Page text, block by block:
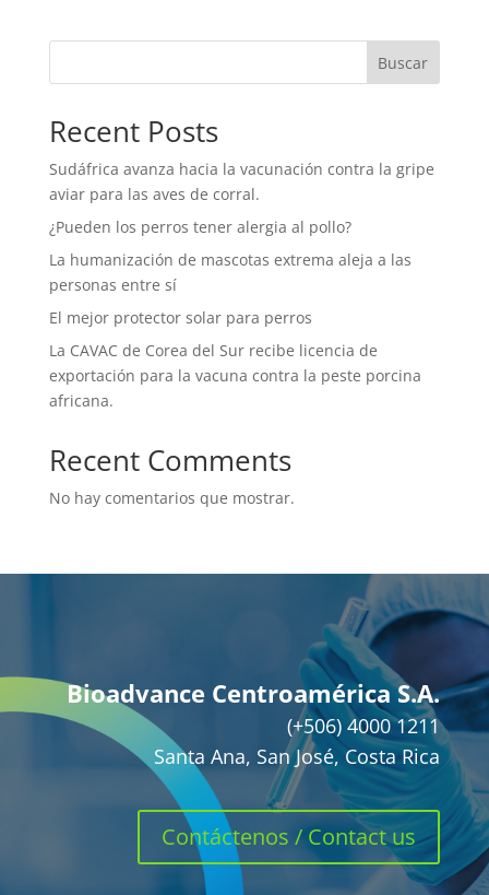
Buscar
Recent Posts
Sudáfrica avanza hacia la vacunación contra la gripe
aviar para las aves de corral.
¿Pueden los perros tener alergia al pollo?
La humanización de mascotas extrema aleja a las
personas entre sí
El mejor protector solar para perros
La CAVAC de Corea del Sur recibe licencia de
exportación para la vacuna contra la peste porcina
africana.
Recent Comments
No hay comentarios que mostrar.
Bioadvance Centroamérica S.A.
(+506) 4000 1211
Santa Ana, San José, Costa Rica
Contáctenos / Contact us